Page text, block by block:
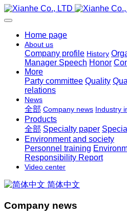
Home page
About us
Company profile History
Manager Speech Honor
More
Party committee Quality
relations
News
全部 Company news Industry
Products
全部 Specialty paper
Environment and society
Personnel training
Responsibility Report
Video center
简体中文
Company news